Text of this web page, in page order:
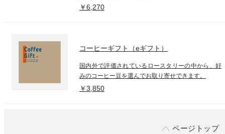
￥6,270
コーヒーギフト（eギフト）
国内外で評価されているロースタリーの中から、好
みのコーヒー豆を選んでお取り寄せできます。
￥3,850
ページトップ